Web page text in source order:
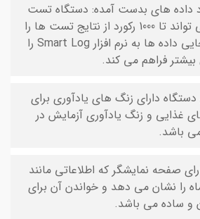
داده های بدست آمده: دستگاه تست
قند خون کرسنس می تواند تا 1000 رکورد از نتایج تست ها را
ذخیره و امکان جابجایی داده ها به نرم افزار Smart Log را
فراهم می کند.
دستگاه دارای زنگ های یادآوری برای
غذایی و زنگ یادآوری آزمایش در
باشد.
صفحه نمایشگر که اطلاعاتی مانند
را نشان می دهد و خواندن آن برای
و ساده می باشد.